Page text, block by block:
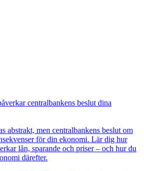
centralbankens beslut dina
abstrakt, men centralbankens beslut om
för din ekonomi. Lär dig hur
lån, sparande och priser – och hur du
därefter.